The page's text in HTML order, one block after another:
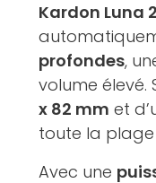
Kardon Luna 2
profondes,
volume élevé.
x 82 mm et
toute la
Avec une